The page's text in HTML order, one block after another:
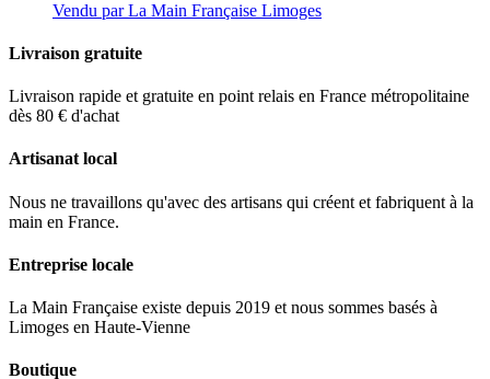
Vendu par La Main Française Limoges
Livraison gratuite
Livraison rapide et gratuite en point relais en France métropolitaine
dès 80 € d'achat
Artisanat local
Nous ne travaillons qu'avec des artisans qui créent et fabriquent à la
main en France.
Entreprise locale
La Main Française existe depuis 2019 et nous sommes basés à
Limoges en Haute-Vienne
Boutique